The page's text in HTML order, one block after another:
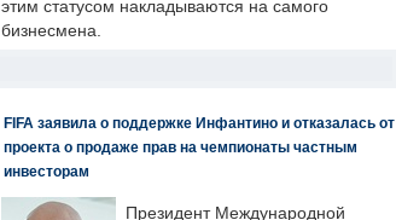
этим статусом накладываются на самого
бизнесмена.
FIFA заявила о поддержке Инфантино и отказалась от
проекта о продаже прав на чемпионаты частным
инвесторам
Президент Международной